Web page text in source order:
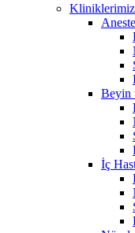
Kliniklerimiz
Beyin
İç